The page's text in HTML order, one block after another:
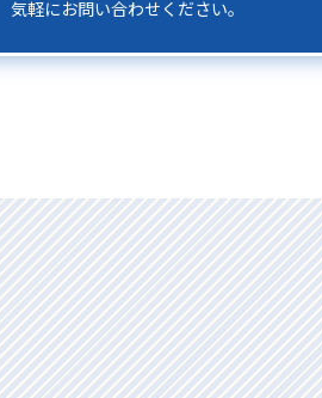
気軽にお問い合わせください。